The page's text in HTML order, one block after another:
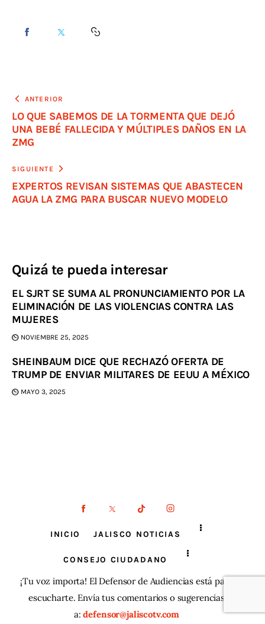
ANTERIOR
LO QUE SABEMOS DE LA TORMENTA QUE DEJÓ
UNA BEBÉ FALLECIDA Y MÚLTIPLES DAÑOS EN LA
ZMG
SIGUIENTE
EXPERTOS REVISAN SISTEMAS QUE ABASTECEN
AGUA LA ZMG PARA BUSCAR NUEVO MODELO
Quizá te pueda interesar
EL SJRT SE SUMA AL PRONUNCIAMIENTO POR LA
ELIMINACIÓN DE LAS VIOLENCIAS CONTRA LAS
MUJERES
NOVIEMBRE 25, 2025
SHEINBAUM DICE QUE RECHAZÓ OFERTA DE
TRUMP DE ENVIAR MILITARES DE EEUU A MÉXICO
MAYO 3, 2025
INICIO JALISCO NOTICIAS
CONSEJO CIUDADANO
¡Tu voz importa! El Defensor de Audiencias está para
escucharte. Envía tus comentarios o sugerencias
a:defensor@jaliscotv.com